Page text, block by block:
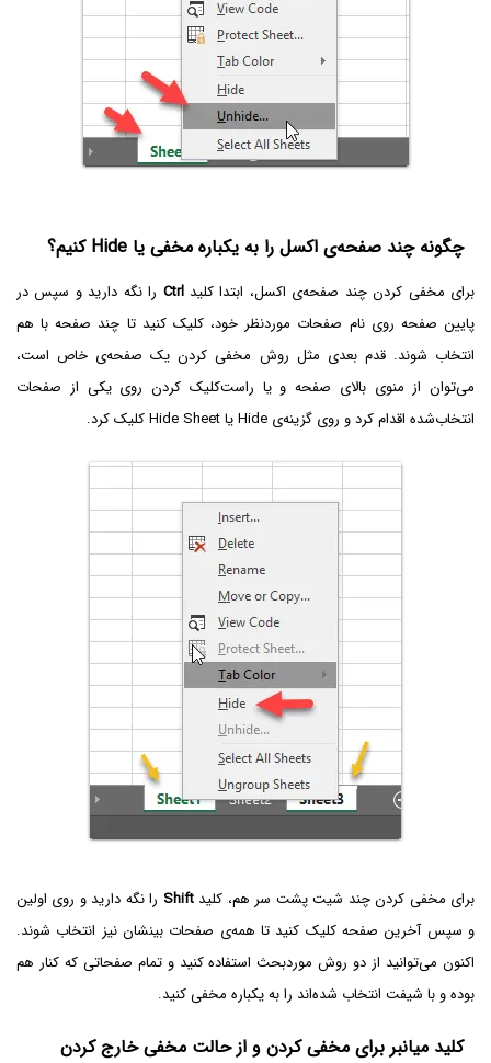
چگونه چند صفحه‌ی اکسل را به یکباره مخفی یا Hide کنیم؟
برای مخفی کردن چند صفحه‌ی اکسل، ابتدا کلیدCtrl‌ را نگه دارید و سپس در
پایین صفحه روی نام صفحات موردنظر خود، کلیک کنید تا چند صفحه با هم
انتخاب شوند. قدم بعدی مثل روش مخفی کردن یک صفحه‌ی خاص است،
می‌توان از منوی بالای صفحه و یا راست‌کلیک کردن روی یکی از صفحات
انتخاب‌شده اقدام کرد و روی گزینه‌ی Hide یا Hide Sheet کلیک کرد.
برای مخفی کردن چند شیت پشت سر هم، کلیدShift‌ را نگه دارید و روی اولین
و سپس آخرین صفحه کلیک کنید تا همه‌ی صفحات بینشان نیز انتخاب شوند.
اکنون می‌توانید از دو روش موردبحث استفاده کنید و تمام صفحاتی که کنار هم
بوده و با شیفت انتخاب شده‌اند را به یکباره مخفی کنید.
کلید میانبر برای مخفی کردن و از حالت مخفی خارج کردن